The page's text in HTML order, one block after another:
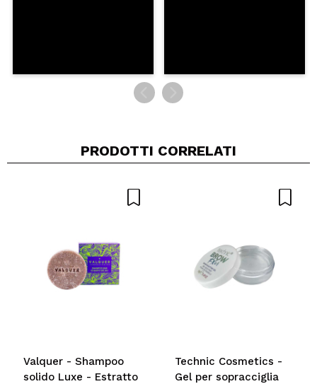
PRODOTTI CORRELATI
Valquer - Shampoo
solido Luxe - Estratto
Technic Cosmetics -
Gel per sopracciglia